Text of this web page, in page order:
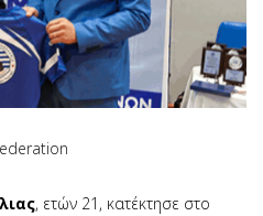
, ετών 21, κατέκτησε στο